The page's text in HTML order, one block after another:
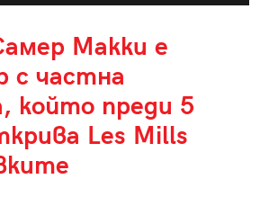
Макки е
с частна
който преди 5
Les Mills